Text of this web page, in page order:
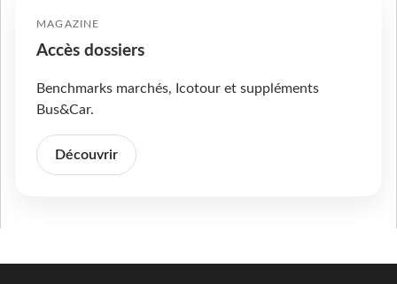
MAGAZINE
Accès dossiers
Benchmarks marchés, Icotour et suppléments
Bus&Car.
Découvrir